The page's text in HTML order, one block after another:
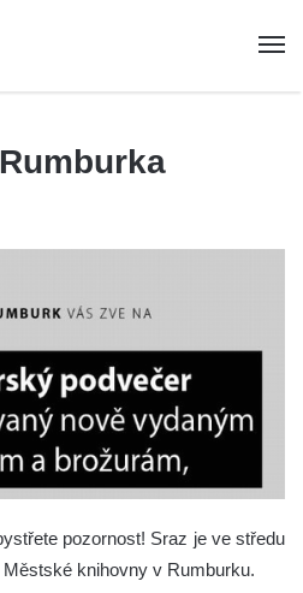
pozornost! Sraz je ve středu
knihovny v Rumburku.